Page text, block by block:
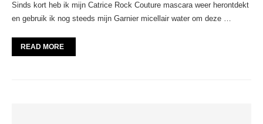
Sinds kort heb ik mijn Catrice Rock Couture mascara weer herontdekt
en gebruik ik nog steeds mijn Garnier micellair water om deze …
READ MORE